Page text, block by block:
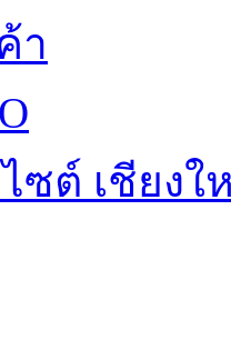
า
ซต์ เชียงใ